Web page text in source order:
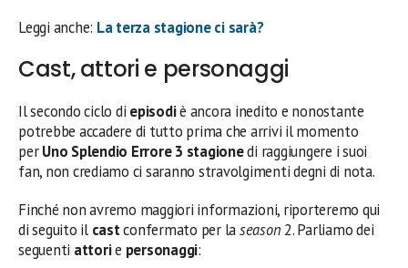
Leggi anche: La terza stagione ci sarà?
Cast, attori e personaggi
Il secondo ciclo di episodiè ancora inedito e nonostante
potrebbe accadere di tutto prima che arrivi il momento
perUno Splendio Errore 3 stagionedi raggiungere i suoi
fan, non crediamo ci saranno stravolgimenti degni di nota.
Finché non avremo maggiori informazioni, riporteremo qui
di seguito il castconfermato per laseason2. Parliamo dei
seguenti attorie personaggi: